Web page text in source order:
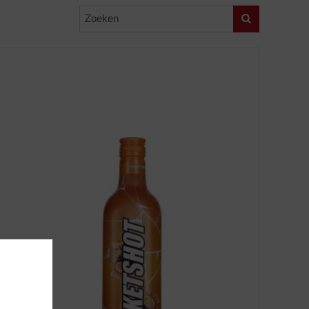
Zoeken